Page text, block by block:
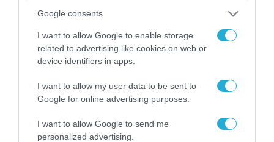
Google consents
I want to allow Google to enable storage
related to advertising like cookies on web or
device identifiers in apps.
I want to allow my user data to be sent to
Google for online advertising purposes.
I want to allow Google to send me
personalized advertising.
Ο Γιάννης Αλαφούζος «τέλειωσε» τον
Κωνσταντίνο Ζούλα από τον ΣΚΑΪ – Ο λόγος της
απομάκρυνσής του